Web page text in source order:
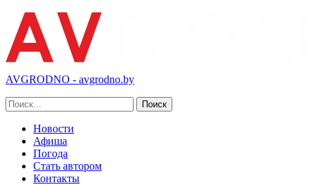
AVGRODNO - avgrodno.by
Новости
Афиша
Погода
Стать автором
Контакты